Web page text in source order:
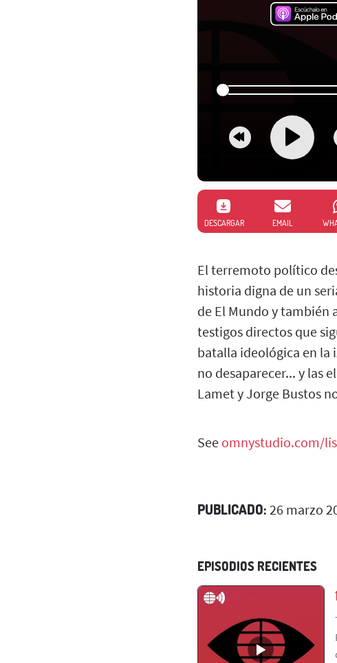
DESCARGAR EMAIL
El terremoto político
historia digna de un
de El Mundo y también
testigos directos que
batalla ideológica en la
no desaparecer... y las
Lamet y Jorge Bustos
See omnystudio.com/
PUBLICADO: 26 marzo
EPISODIOS RECIENTES